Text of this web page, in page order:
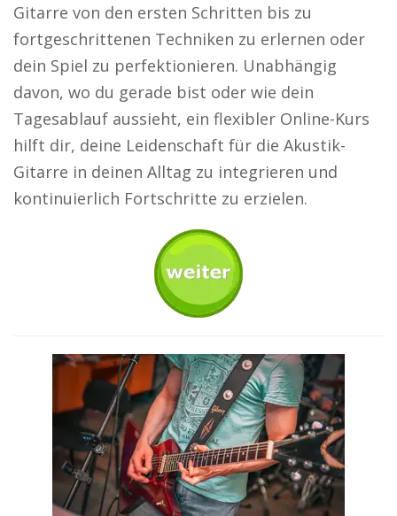
Gitarre von den ersten Schritten bis zu
fortgeschrittenen Techniken zu erlernen oder
dein Spiel zu perfektionieren. Unabhängig
davon, wo du gerade bist oder wie dein
Tagesablauf aussieht, ein flexibler Online-Kurs
hilft dir, deine Leidenschaft für die Akustik-
Gitarre in deinen Alltag zu integrieren und
kontinuierlich Fortschritte zu erzielen.